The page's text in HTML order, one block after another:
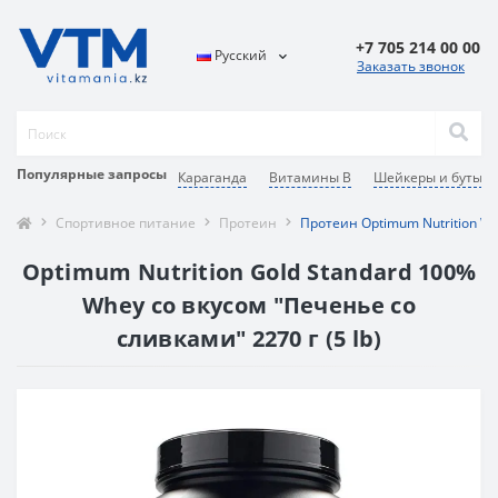
Популярные запросы Караганда Витамины В Шейкеры и
Русский +7 705 214 00 00
Заказать звонок
Спортивное питание Протеин Протеин Optimum Nutrition
Optimum Nutrition Gold Standard 100%
Whey со вкусом "Печенье со
сливками" 2270 г (5 lb)